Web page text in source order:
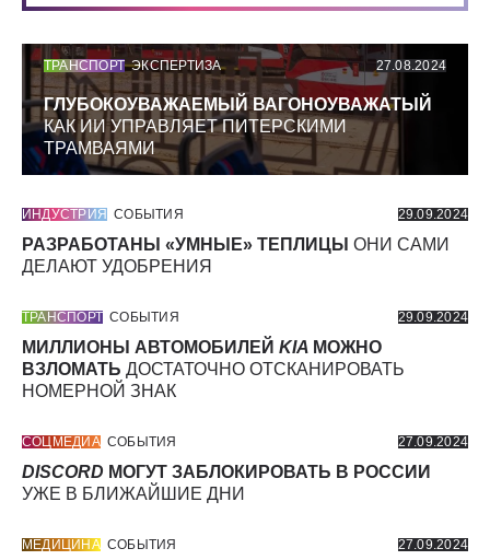
ТРАНСПОРТ ЭКСПЕРТИЗА 27.08.2024
ГЛУБОКОУВАЖАЕМЫЙ ВАГОНОУВАЖАТЫЙ
КАК ИИ УПРАВЛЯЕТ ПИТЕРСКИМИ
ТРАМВАЯМИ
ИНДУСТРИЯ СОБЫТИЯ 29.09.2024
РАЗРАБОТАНЫ «УМНЫЕ» ТЕПЛИЦЫ ОНИ САМИ
ДЕЛАЮТ УДОБРЕНИЯ
ТРАНСПОРТ СОБЫТИЯ 29.09.2024
МИЛЛИОНЫ АВТОМОБИЛЕЙ KIA МОЖНО
ВЗЛОМАТЬ ДОСТАТОЧНО ОТСКАНИРОВАТЬ
НОМЕРНОЙ ЗНАК
СОЦМЕДИА СОБЫТИЯ 27.09.2024
DISCORD МОГУТ ЗАБЛОКИРОВАТЬ В РОССИИ
УЖЕ В БЛИЖАЙШИЕ ДНИ
МЕДИЦИНА СОБЫТИЯ 27.09.2024